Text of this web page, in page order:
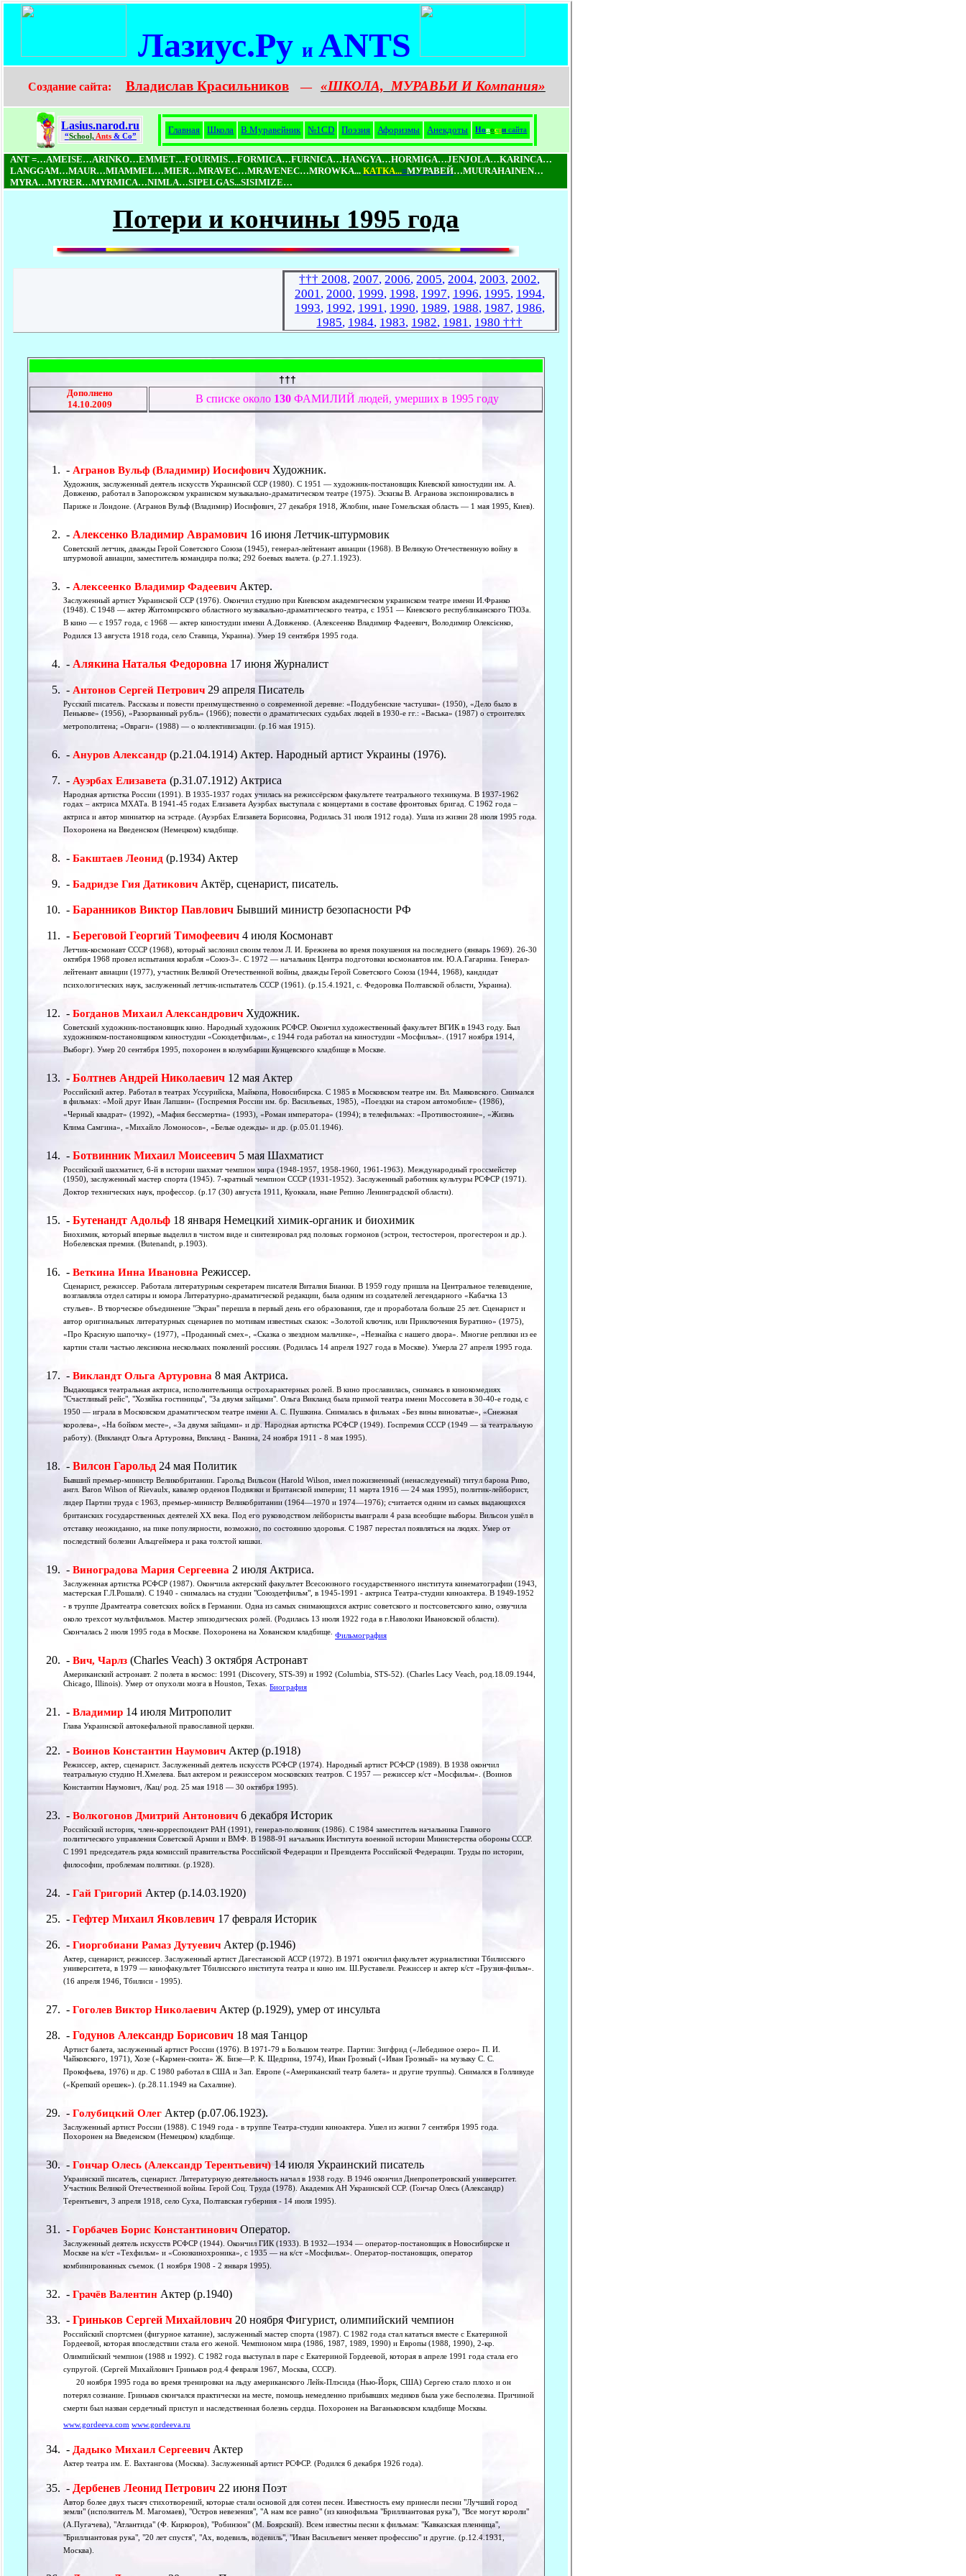
Лазиус.РуиANTS
Создание сайта: Владислав Красильников — «ШКОЛА, МУРАВЬИ И Компания»
Lasius.narod.ru
“School, Ants& Co”
Главная Школа В Муравейник №1CD Поэзия Афоризмы Анекдоты Новости сайта
ANT =…AMEISE…ARINKO…EMMET…FOURMIS…FORMICA…FURNICA…HANGYA…HORMIGA…JENJOLA…KARINCA…
LANGGAM…MAUR…MIAMMEL…MIER…MRAVEC…MRAVENEC…MROWKA... КAТКA...=МУРАВЕЙ…MUURAHAINEN…
MYRA…MYRER…MYRMICA…NIMLA…SIPELGAS...SISIMIZE…
Потери и кончины 1995 года
††† 2008,2007,2006,2005,2004,2003,2002,
2001, 2000, 1999, 1998, 1997, 1996, 1995, 1994,
1993, 1992, 1991, 1990, 1989, 1988, 1987, 1986,
1985, 1984, 1983, 1982, 1981, 1980 †††
†††
Дополнено
14.10.2009
В списке около 130ФАМИЛИЙ людей, умерших в 1995 году
- Агранов Вульф (Владимир) Иосифович Художник.
Художник, заслуженный деятель искусств Украинской ССР (1980). С 1951 — художник-постановщик Киевской киностудии им. А.
Довженко, работал в Запорожском украинском музыкально-драматическом театре (1975). Эскизы В. Агранова экспонировались в
Париже и Лондоне. (Агранов Вульф (Владимир) Иосифович, 27 декабря 1918, Жлобин, ныне Гомельская область — 1 мая 1995, Киев).
- Алексенко Владимир Аврамович 16 июня Летчик-штурмовик
Советский летчик, дважды Герой Советского Союза (1945), генерал-лейтенант авиации (1968). В Великую Отечественную войну в
штурмовой авиации, заместитель командира полка; 292 боевых вылета. (р.27.1.1923).
- Алексеенко Владимир Фадеевич Актер.
Заслуженный артист Украинской ССР (1976). Окончил студию при Киевском академическом украинском театре имени И.Франко
(1948). С 1948 — актер Житомирского областного музыкально-драматического театра, с 1951 — Киевского республиканского ТЮЗа.
В кино — с 1957 года, с 1968 — актер киностудии имени А.Довженко. (Алексеенко Владимир Фадеевич, Володимир Олексiєнко,
Родился 13 августа 1918 года, село Ставица, Украина). Умер 19 сентября 1995 года.
- Алякина Наталья Федоровна 17 июня Журналист
- Антонов Сергей Петрович 29 апреля Писатель
Русский писатель. Рассказы и повести преимущественно о современной деревне: «Поддубенские частушки» (1950), «Дело было в
Пенькове» (1956), «Разорванный рубль» (1966); повести о драматических судьбах людей в 1930-е гг.: «Васька» (1987) о строителях
метрополитена; «Овраги» (1988) — о коллективизации. (р.16 мая 1915).
- Ануров Александр(р.21.04.1914) Актер. Народный артист Украины (1976).
- Ауэрбах Елизавета(р.31.07.1912) Актриса
Народная артистка России (1991). В 1935-1937 годах училась на режиссёрском факультете театрального техникума. В 1937-1962
годах – актриса МХАТа. В 1941-45 годах Елизавета Ауэрбах выступала с концертами в составе фронтовых бригад. С 1962 года –
актриса и автор миниатюр на эстраде. (Ауэрбах Елизавета Борисовна, Родилась 31 июля 1912 года). Ушла из жизни 28 июля 1995 года.
Похоронена на Введенском (Немецком) кладбище.
-Бакштаев Леонид(р.1934) Актер
-Бадридзе Гия Датикович Актёр, сценарист, писатель.
-Баранников Виктор Павлович Бывший министр безопасности РФ
-Береговой Георгий Тимофеевич 4 июля Космонавт
Летчик-космонавт СССР (1968), который заслонил своим телом Л. И. Брежнева во время покушения на последнего (январь 1969). 26-30
октября 1968 провел испытания корабля «Союз-3». С 1972 — начальник Центра подготовки космонавтов им. Ю.А.Гагарина. Генерал-
лейтенант авиации (1977), участник Великой Отечественной войны, дважды Герой Советского Союза (1944, 1968), кандидат
психологических наук, заслуженный летчик-испытатель СССР (1961). (р.15.4.1921, с. Федоровка Полтавской области, Украина).
-Богданов Михаил Александрович Художник.
Советский художник-постановщик кино. Народный художник РСФСР. Окончил художественный факультет ВГИК в 1943 году. Был
художником-постановщиком киностудии «Союздетфильм», с 1944 года работал на киностудии «Мосфильм». (1917 ноября 1914,
Выборг). Умер 20 сентября 1995, похоронен в колумбарии Кунцевского кладбище в Москве.
-Болтнев Андрей Николаевич 12 мая Актер
Российский актер. Работал в театрах Уссурийска, Майкопа, Новосибирска. С 1985 в Московском театре им. Вл. Маяковского. Снимался
в фильмах: «Мой друг Иван Лапшин» (Госпремия России им. бр. Васильевых, 1985), «Поездки на старом автомобиле» (1986),
«Черный квадрат» (1992), «Мафия бессмертна» (1993), «Роман императора» (1994); в телефильмах: «Противостояние», «Жизнь
Клима Самгина», «Михайло Ломоносов», «Белые одежды» и др. (р.05.01.1946).
-Ботвинник Михаил Моисеевич 5 мая Шахматист
Российский шахматист, 6-й в истории шахмат чемпион мира (1948-1957, 1958-1960, 1961-1963). Международный гроссмейстер
(1950), заслуженный мастер спорта (1945). 7-кратный чемпион СССР (1931-1952). Заслуженный работник культуры РСФСР (1971).
Доктор технических наук, профессор. (р.17 (30) августа 1911, Куоккала, ныне Репино Ленинградской области).
-Бутенандт Адольф 18 января Немецкий химик-органик и биохимик
Биохимик, который впервые выделил в чистом виде и синтезировал ряд половых гормонов (эстрон, тестостерон, прогестерон и др.).
Нобелевская премия. (Butenandt, р.1903).
-Веткина Инна ИвановнаРежиссер.
Сценарист, режиссер. Работала литературным секретарем писателя Виталия Бианки. В 1959 году пришла на Центральное телевидение,
возглавляла отдел сатиры и юмора Литературно-драматической редакции, была одним из создателей легендарного «Кабачка 13
стульев». В творческое объединение "Экран" перешла в первый день его образования, где и проработала больше 25 лет. Сценарист и
автор оригинальных литературных сценариев по мотивам известных сказок: «Золотой ключик, или Приключения Буратино» (1975),
«Про Красную шапочку» (1977), «Проданный смех», «Сказка о звездном мальчике», «Незнайка с нашего двора». Многие реплики из ее
картин стали частью лексикона нескольких поколений россиян. (Родилась 14 апреля 1927 года в Москве). Умерла 27 апреля 1995 года.
-Викландт Ольга Артуровна 8 мая Актриса.
Выдающаяся театральная актриса, исполнительница острохарактерных ролей. В кино прославилась, снимаясь в кинокомедиях
"Счастливый рейс", "Хозяйка гостиницы", "За двумя зайцами". Ольга Викланд была примой театра имени Моссовета в 30-40-е годы, с
1950 — играла в Московском драматическом театре имени А. С. Пушкина. Снималась в фильмах «Без вины виноватые», «Снежная
королева», «На бойком месте», «За двумя зайцами» и др. Народная артистка РСФСР (1949). Госпремия СССР (1949 — за театральную
работу). (Викландт Ольга Артуровна, Викланд - Ванина, 24 ноября 1911 - 8 мая 1995).
-Вилсон Гарольд 24 мая Политик
Бывший премьер-министр Великобритании. Гарольд Вильсон (Harold Wilson, имел пожизненный (ненаследуемый) титул барона Риво,
англ. Baron Wilson of Rievaulx, кавалер орденов Подвязки и Британской империи; 11 марта 1916 — 24 мая 1995), политик-лейборист,
лидер Партии труда с 1963, премьер-министр Великобритании (1964—1970 и 1974—1976); считается одним из самых выдающихся
британских государственных деятелей XX века. Под его руководством лейбористы выиграли 4 раза всеобщие выборы. Вильсон ушёл в
отставку неожиданно, на пике популярности, возможно, по состоянию здоровья. С 1987 перестал появляться на людях. Умер от
последствий болезни Альцгеймера и рака толстой кишки.
-Виноградова Мария Сергеевна 2 июля Актриса.
Заслуженная артистка РСФСР (1987). Окончила актерский факультет Всесоюзного государственного института кинематографии (1943,
мастерская Г.Л.Рошаля). С 1940 - снималась на студии "Союздетфильм", в 1945-1991 - актриса Театра-студии киноактера. В 1949-1952
- в труппе Драмтеатра советских войск в Германии. Одна из самых снимающихся актрис советского и постсоветского кино, озвучила
около трехсот мультфильмов. Мастер эпизодических ролей. (Родилась 13 июля 1922 года в г.Наволоки Ивановской области).
Скончалась 2 июля 1995 года в Москве. Похоронена на Хованском кладбище.Фильмография
-Вич, Чарлз (Charles Veach) 3 октября Астронавт
Американский астронавт. 2 полета в космос: 1991 (Discovery, STS-39) и 1992 (Columbia, STS-52). (Charles Lacy Veach, род.18.09.1944,
Chicago, Illinois). Умер от опухоли мозга в Houston, Texas.Биография
-Владимир 14 июля Митрополит
Глава Украинской автокефальной православной церкви.
-Воинов Константин Наумович Актер (р.1918)
Режиссер, актер, сценарист. Заслуженный деятель искусств РСФСР (1974). Народный артист РСФСР (1989). В 1938 окончил
театральную студию Н.Хмелева. Был актером и режиссером московских театров. С 1957 — режиссер к/ст «Мосфильм». (Воинов
Константин Наумович, /Кац/ род. 25 мая 1918 — 30 октября 1995).
-Волкогонов Дмитрий Антонович 6 декабря Историк
Российский историк, член-корреспондент РАН (1991), генерал-полковник (1986). С 1984 заместитель начальника Главного
политического управления Советской Армии и ВМФ. В 1988-91 начальник Института военной истории Министерства обороны СССР.
С 1991 председатель ряда комиссий правительства Российской Федерации и Президента Российской Федерации. Труды по истории,
философии, проблемам политики. (р.1928).
-Гай Григорий Актер (р.14.03.1920)
-Гефтер Михаил Яковлевич 17 февраля Историк
-Гиоргобиани Рамаз Дутуевич Актер (р.1946)
Актер, сценарист, режиссер. Заслуженный артист Дагестанской АССР (1972). В 1971 окончил факультет журналистики Тбилисского
университета, в 1979 — кинофакультет Тбилисского института театра и кино им. Ш.Руставели. Режиссер и актер к/ст «Грузия-фильм».
(16 апреля 1946, Тбилиси - 1995).
-Гоголев Виктор Николаевич Актер (р.1929), умер от инсульта
-Годунов Александр Борисович 18 мая Танцор
Артист балета, заслуженный артист России (1976). В 1971-79 в Большом театре. Партии: Зигфрид («Лебединое озеро» П. И.
Чайковского, 1971), Хозе («Кармен-сюита» Ж. Бизе—Р. К. Щедрина, 1974), Иван Грозный («Иван Грозный» на музыку С. С.
Прокофьева, 1976) и др. С 1980 работал в США и Зап. Европе («Американский театр балета» и другие труппы). Снимался в Голливуде
(«Крепкий орешек»). (р.28.11.1949 на Сахалине).
-Голубицкий Олег Актер (р.07.06.1923).
Заслуженный артист России (1988). С 1949 года - в труппе Театра-студии киноактера. Ушел из жизни 7 сентября 1995 года.
Похоронен на Введенском (Немецком) кладбище.
-Гончар Олесь (Александр Терентьевич)14 июля Украинский писатель
Украинский писатель, сценарист. Литературную деятельность начал в 1938 году. В 1946 окончил Днепропетровский университет.
Участник Великой Отечественной войны. Герой Соц. Труда (1978). Академик АН Украинской ССР. (Гончар Олесь (Александр)
Терентьевич, 3 апреля 1918, село Суха, Полтавская губерния - 14 июля 1995).
-Горбачев Борис КонстантиновичОператор.
Заслуженный деятель искусств РСФСР (1944). Окончил ГИК (1933). В 1932—1934 — оператор-постановщик в Новосибирске и
Москве на к/ст «Техфильм» и «Союзкинохроника», с 1935 — на к/ст «Мосфильм». Оператор-постановщик, оператор
комбинированных съемок. (1 ноября 1908 - 2 января 1995).
-Грачёв Валентин Актер (р.1940)
-Гриньков Сергей Михайлович 20 ноября Фигурист, олимпийский чемпион
Российский спортсмен (фигурное катание), заслуженный мастер спорта (1987). С 1982 года стал кататься вместе с Екатериной
Гордеевой, которая впоследствии стала его женой. Чемпионом мира (1986, 1987, 1989, 1990) и Европы (1988, 1990), 2-кр.
Олимпийский чемпион (1988 и 1992). С 1982 года выступал в паре с Екатериной Гордеевой, которая в апреле 1991 года стала его
супругой. (Сергей Михайлович Гриньков род.4 февраля 1967, Москва, СССР).
20 ноября 1995 года во время тренировки на льду американского Лейк-Плэсида (Нью-Йорк, США) Сергею стало плохо и он
потерял сознание. Гриньков скончался практически на месте, помощь немедленно прибывших медиков была уже бесполезна. Причиной
смерти был назван сердечный приступ и наследственная болезнь сердца. Похоронен на Ваганьковском кладбище Москвы.
www.gordeeva.com www.gordeeva.ru
- Дадыко Михаил Сергеевич Актер
Актер театра им. Е. Вахтангова (Москва). Заслуженный артист РСФСР. (Родился 6 декабря 1926 года).
- Дербенев Леонид Петрович 22 июня Поэт
Автор более двух тысяч стихотворений, которые стали основой для сотен песен. Известность ему принесли песни "Лучший город
земли" (исполнитель М. Магомаев), "Остров невезения", "А нам все равно" (из кинофильма "Бриллиантовая рука"), "Все могут короли"
(А.Пугачева), "Атлантида" (Ф. Киркоров), "Робинзон" (М. Боярский). Всем известны песни к фильмам: "Кавказская пленница",
"Бриллиантовая рука", "20 лет спустя", "Ах, водевиль, водевиль", "Иван Васильевич меняет профессию" и другие. (р.12.4.1931,
Москва).